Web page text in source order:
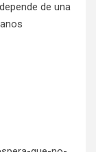
de una